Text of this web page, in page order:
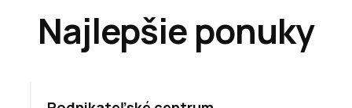
Najlepšie ponuky
ODPORÚČAME